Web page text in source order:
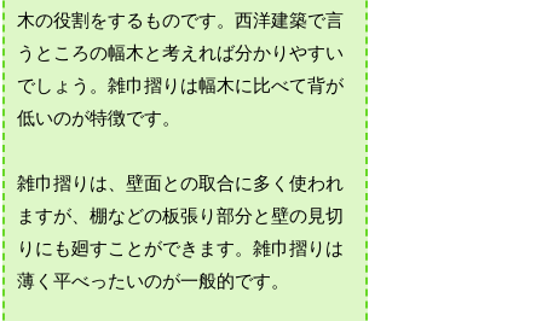
木の役割をするものです。西洋建築で言
うところの幅木と考えれば分かりやすい
でしょう。雑巾摺りは幅木に比べて背が
低いのが特徴です。
雑巾摺りは、壁面との取合に多く使われ
ますが、棚などの板張り部分と壁の見切
りにも廻すことができます。雑巾摺りは
薄く平べったいのが一般的です。